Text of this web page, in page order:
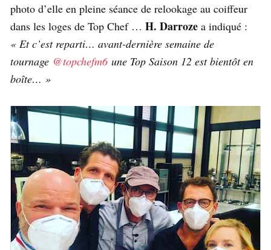
photo d’elle en pleine séance de relookage au coiffeur
dans les loges de Top Chef … H. Darroze a indiqué :
« Et c’est reparti… avant-dernière semaine de
tournage @topchefm6une Top Saison 12 est bientôt en
boîte… »